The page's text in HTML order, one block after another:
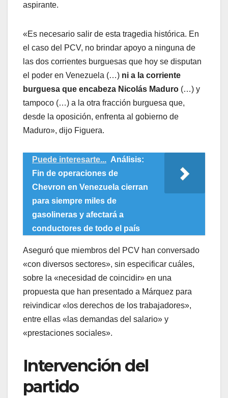
aspirante.
«Es necesario salir de esta tragedia histórica. En
el caso del PCV, no brindar apoyo a ninguna de
las dos corrientes burguesas que hoy se disputan
el poder en Venezuela (…) ni a la corriente
burguesa que encabeza Nicolás Maduro (…) y
tampoco (…) a la otra fracción burguesa que,
desde la oposición, enfrenta al gobierno de
Maduro», dijo Figuera.
Puede interesarte... Análisis:
Fin de operaciones de
Chevron en Venezuela cierran
para siempre miles de
gasolineras y afectará a
conductores de todo el país
Aseguró que miembros del PCV han conversado
«con diversos sectores», sin especificar cuáles,
sobre la «necesidad de coincidir» en una
propuesta que han presentado a Márquez para
reivindicar «los derechos de los trabajadores»,
entre ellas «las demandas del salario» y
«prestaciones sociales».
Intervención del
partido